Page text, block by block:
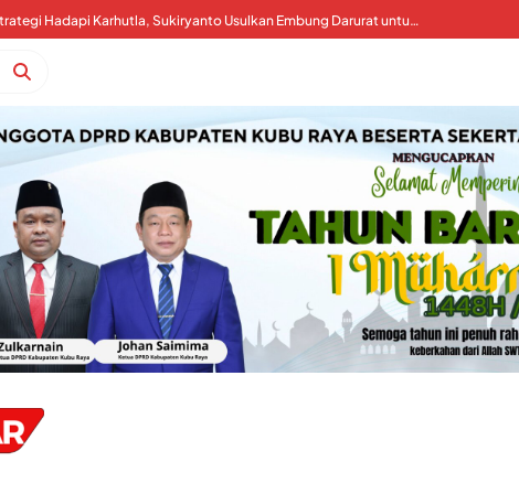
Kubu Raya Perkuat Strategi Hadapi Karhutla, Sukiryanto Usulkan Embung Darurat untuk Percepat Pemadaman